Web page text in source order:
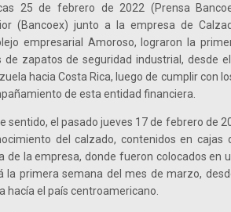
25 de febrero de 2022 (Prensa
(Bancoex) junto a la empresa de
empresarial Amoroso, lograron la
de zapatos de seguridad industrial, desde
hacia Costa Rica, luego de cumplir con
de esta entidad financiera.
sentido, el pasado jueves 17 de febrero de
del calzado, contenidos en cajas
de la empresa, donde fueron colocados en
la primera semana del mes de marzo,
hacía el país centroamericano.